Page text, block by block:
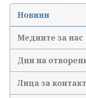
Новини
Медиите за нас
Дни на
Лица за